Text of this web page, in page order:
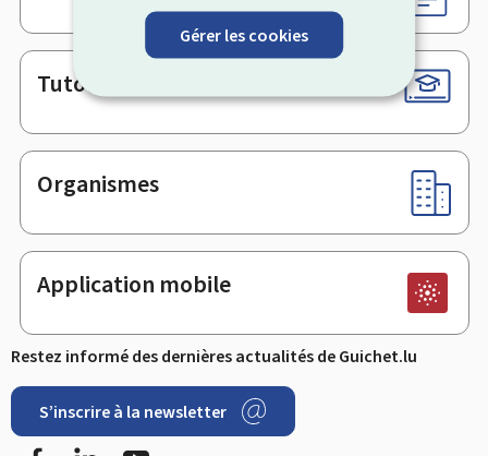
Gérer les cookies
Tutoriels
Organismes
Application mobile
Restez informé des dernières actualités de Guichet.lu
S’inscrire à la newsletter
FacebookLinkedIn